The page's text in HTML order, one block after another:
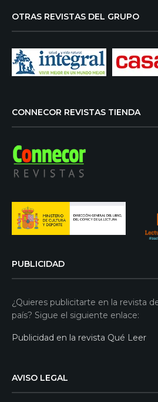
OTRAS REVISTAS DEL GRUPO
CONNECOR REVISTAS TIENDA
PUBLICIDAD
¿Quieres publicitarte en la revista
país? Sigue el siguiente enlace:
Publicidad en la revista Qué Leer
AVISO LEGAL